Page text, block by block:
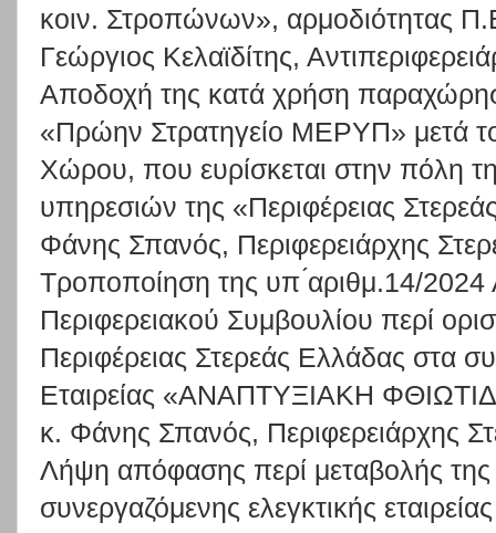
κοιν. Στροπώνων», αρμοδιότητας
Γεώργιος Κελαϊδίτης,
Αποδοχή της κατά χρήση
«Πρώην Στρατηγείο ΜΕΡΥΠ» μετά
Χώρου, που ευρίσκεται στην πόλη
υπηρεσιών της «Περιφέρειας
Φάνης Σπανός, Περιφερειάρχης
Τροποποίηση της υπ ́αριθμ.14/
Περιφερειακού Συμβουλίου περί
Περιφέρειας Στερεάς Ελλάδας στα
Εταιρείας «ΑΝΑΠΤΥΞΙΑΚΗ
κ. Φάνης Σπανός, Περιφερειάρχης
Λήψη απόφασης περί μεταβολής
συνεργαζόμενης ελεγκτικής